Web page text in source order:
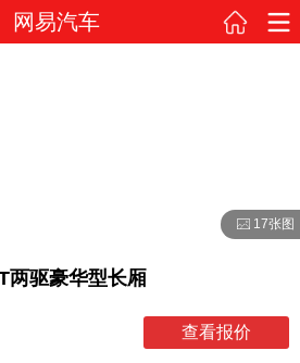
网易汽车
17张图
两驱豪华型长厢
查看报价